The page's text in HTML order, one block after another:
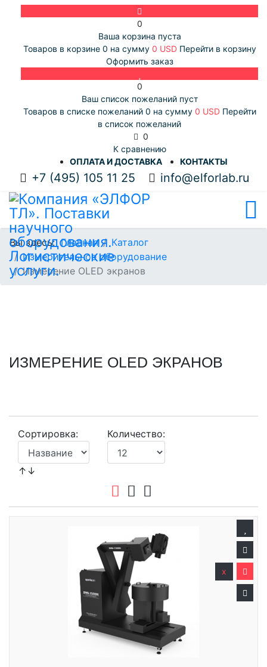
0
Ваша корзина пуста
Товаров в корзине 0 на сумму 0 USD Перейти в корзину
Оформить заказ
0
Ваш список пожеланий пуст
Товаров в списке пожеланий 0 на сумму 0 USD Перейти
в список пожеланий
0
К сравнению
ОПЛАТА И ДОСТАВКА
КОНТАКТЫ
+7 (495) 105 11 25 info@elforlab.ru
Вы здесь:Главная
Каталог
Измерительное оборудование
Измерение OLED экранов
ИЗМЕРЕНИЕ OLED ЭКРАНОВ
Сортировка:
↑↓
Количество:
x